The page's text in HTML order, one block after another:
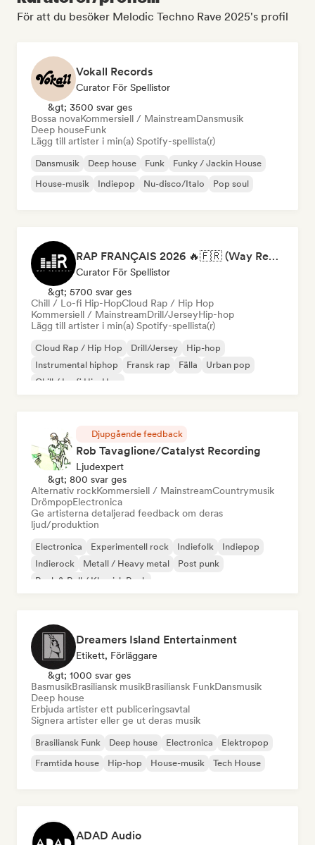
För att du besöker Melodic Techno Rave 2025's profil
Vokall Records
Curator För Spellistor
&gt; 3500 svar ges
Bossa novaKommersiell / MainstreamDansmusik
Deep houseFunk
Lägg till artister i min(a) Spotify-spellista(r)
Dansmusik Deep house Funk
Funky / Jackin House
House-musik
Indiepop Nu-disco/Italo Pop soul
RAP FRANÇAIS 2026 🔥🇫🇷 (Way Records)
Curator För Spellistor
&gt; 5700 svar ges
Chill / Lo-fi Hip-HopCloud Rap / Hip Hop
Kommersiell / MainstreamDrill/JerseyHip-hop
Lägg till artister i min(a) Spotify-spellista(r)
Cloud Rap / Hip Hop Drill/Jersey
Hip-hop
Instrumental hiphop
Fransk rap Fälla
Urban pop
Chill / Lo-fi Hip-Hop
Djupgående feedback
Rob Tavaglione/Catalyst Recording
Ljudexpert
&gt; 800 svar ges
Alternativ rockKommersiell / MainstreamCountrymusik
DrömpopElectronica
Ge artisterna detaljerad feedback om deras
ljud/produktion
Electronica Experimentell rock Indiefolk
Indiepop
Indierock
Metall / Heavy metal
Post punk
Rock & Roll / Klassisk Rock
Dreamers Island Entertainment
Etikett, Förläggare
&gt; 1000 svar ges
BasmusikBrasiliansk musikBrasiliansk FunkDansmusik
Deep house
Erbjuda artister ett publiceringsavtal
Signera artister eller ge ut deras musik
Brasiliansk Funk Deep house Electronica
Elektropop
Framtida house
Hip-hop House-musik Tech House
ADAD Audio